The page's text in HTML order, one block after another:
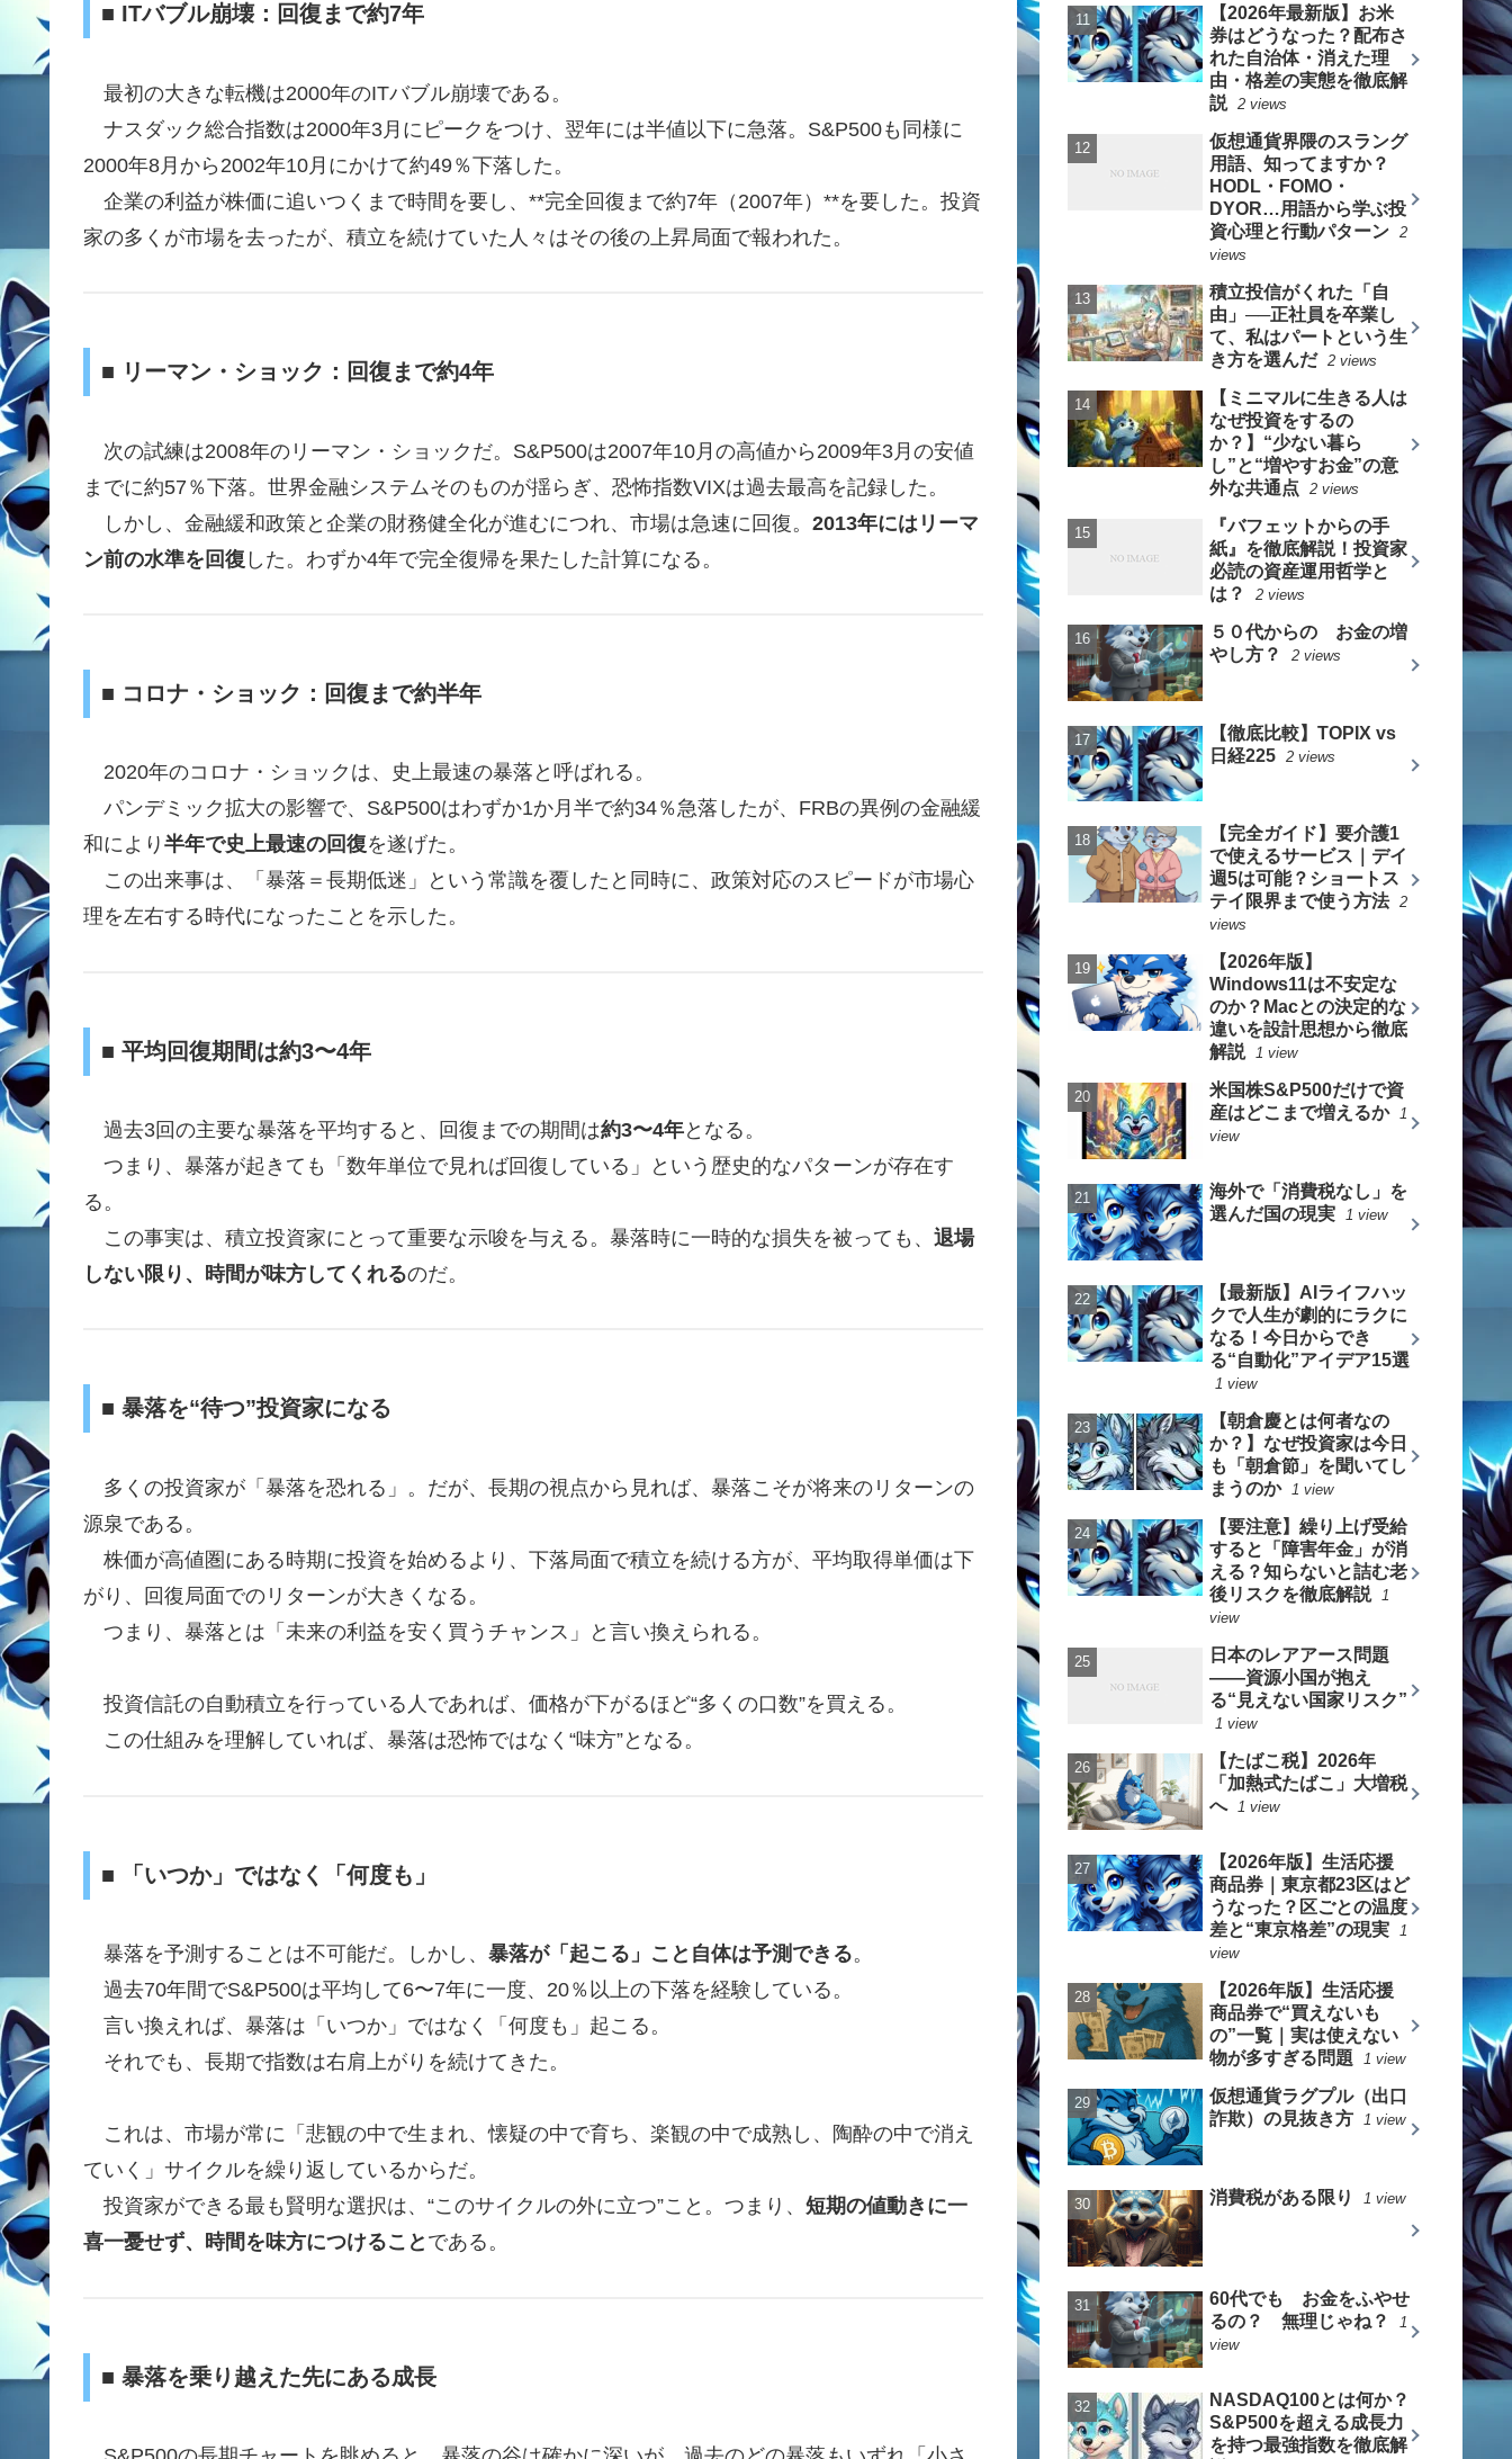
■ ITバブル崩壊：回復まで約7年
最初の大きな転機は2000年のITバブル崩壊である。
ナスダック総合指数は2000年3月にピークをつけ、翌年には半値以下に急落。S&P500も同様に
2000年8月から2002年10月にかけて約49％下落した。
企業の利益が株価に追いつくまで時間を要し、**完全回復まで約7年（2007年）**を要した。投資
家の多くが市場を去ったが、積立を続けていた人々はその後の上昇局面で報われた。
■ リーマン・ショック：回復まで約4年
次の試練は2008年のリーマン・ショックだ。S&P500は2007年10月の高値から2009年3月の安値
までに約57％下落。世界金融システムそのものが揺らぎ、恐怖指数VIXは過去最高を記録した。
しかし、金融緩和政策と企業の財務健全化が進むにつれ、市場は急速に回復。 2013年にはリーマ
ン前の水準を回復 した。わずか4年で完全復帰を果たした計算になる。
■ コロナ・ショック：回復まで約半年
2020年のコロナ・ショックは、史上最速の暴落と呼ばれる。
パンデミック拡大の影響で、S&P500はわずか1か月半で約34％急落したが、FRBの異例の金融緩
和により 半年で史上最速の回復を遂げた。
この出来事は、「暴落＝長期低迷」という常識を覆したと同時に、政策対応のスピードが市場心
理を左右する時代になったことを示した。
■ 平均回復期間は約3〜4年
過去3回の主要な暴落を平均すると、回復までの期間は約3〜4年となる。
つまり、暴落が起きても「数年単位で見れば回復している」という歴史的なパターンが存在す
る。
この事実は、積立投資家にとって重要な示唆を与える。暴落時に一時的な損失を被っても、 退場
しない限り、時間が味方してくれるのだ。
■ 暴落を“待つ”投資家になる
多くの投資家が「暴落を恐れる」。だが、長期の視点から見れば、暴落こそが将来のリターンの
源泉である。
株価が高値圏にある時期に投資を始めるより、下落局面で積立を続ける方が、平均取得単価は下
がり、回復局面でのリターンが大きくなる。
つまり、暴落とは「未来の利益を安く買うチャンス」と言い換えられる。
投資信託の自動積立を行っている人であれば、価格が下がるほど“多くの口数”を買える。
この仕組みを理解していれば、暴落は恐怖ではなく“味方”となる。
■ 「いつか」ではなく「何度も」
暴落を予測することは不可能だ。しかし、 暴落が「起こる」こと自体は予測できる。
過去70年間でS&P500は平均して6〜7年に一度、20％以上の下落を経験している。
言い換えれば、暴落は「いつか」ではなく「何度も」起こる。
それでも、長期で指数は右肩上がりを続けてきた。
これは、市場が常に「悲観の中で生まれ、懐疑の中で育ち、楽観の中で成熟し、陶酔の中で消え
ていく」サイクルを繰り返しているからだ。
投資家ができる最も賢明な選択は、“このサイクルの外に立つ”こと。つまり、 短期の値動きに一
喜一憂せず、時間を味方につけること である。
■ 暴落を乗り越えた先にある成長
【2026年最新版】お米
券はどうなった？配布さ
れた自治体・消えた理
由・格差の実態を徹底解
説 2 views
仮想通貨界隈のスラング
用語、知ってますか？
HODL・FOMO・
DYOR…用語から学ぶ投
資心理と行動パターン 2
views
積立投信がくれた「自
由」──正社員を卒業し
て、私はパートという生
き方を選んだ 2 views
【ミニマルに生きる人は
なぜ投資をするの
か？】“少ない暮ら
し”と“増やすお金”の意
外な共通点
2 views
『バフェットからの手
紙』を徹底解説！投資家
必読の資産運用哲学と
は？
2 views
５０代からの お金の増
やし方？
2 views
【徹底比較】TOPIX vs
日経225 2 views
【完全ガイド】要介護1
で使えるサービス｜デイ
週5は可能？ショートス
テイ限界まで使う方法 2
views
【2026年版】
Windows11は不安定な
のか？Macとの決定的な
違いを設計思想から徹底
解説 1 view
米国株S&P500だけで資
産はどこまで増えるか 1
view
海外で「消費税なし」を
選んだ国の現実 1 view
【最新版】AIライフハッ
クで人生が劇的にラクに
なる！今日からでき
る“自動化”アイデア15選
1 view
【朝倉慶とは何者なの
か？】なぜ投資家は今日
も「朝倉節」を聞いてし
まうのか 1 view
【要注意】繰り上げ受給
すると「障害年金」が消
える？知らないと詰む老
後リスクを徹底解説 1
view
日本のレアアース問題
――資源小国が抱え
る“見えない国家リスク”
1 view
【たばこ税】2026年
「加熱式たばこ」大増税
へ 1 view
【2026年版】生活応援
商品券｜東京都23区はど
うなった？区ごとの温度
差と“東京格差”の現実 1
view
【2026年版】生活応援
商品券で“買えないも
の”一覧｜実は使えない
物が多すぎる問題
1 view
仮想通貨ラグプル（出口
詐欺）の見抜き方 1 view
消費税がある限り 1 view
60代でも お金をふやせ
るの？ 無理じゃね？
1
view
NASDAQ100とは何か？
S&P500を超える成長力
を持つ最強指数を徹底解